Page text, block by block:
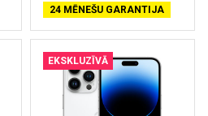
24 MĒNEŠU GARANTIJA
EKSKLUZĪVĀ